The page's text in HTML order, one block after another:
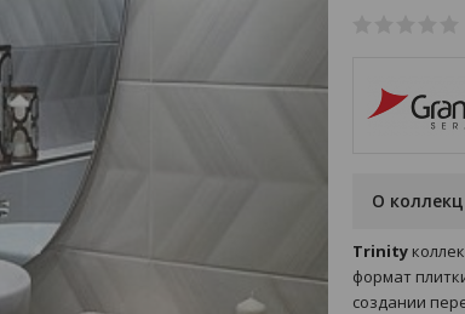
О
Trinity
формат
создании